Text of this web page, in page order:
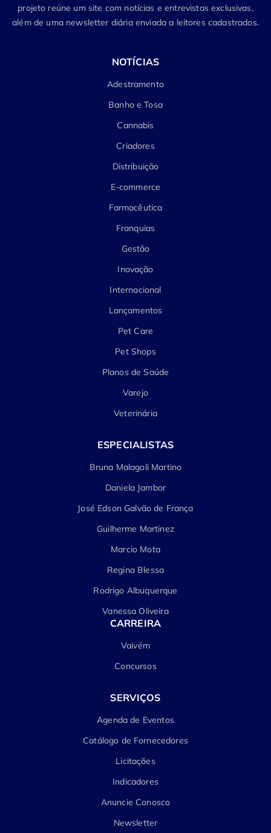
projeto reúne um site com notícias e entrevistas exclusivas,
além de uma newsletter diária enviada a leitores cadastrados.
NOTÍCIAS
Adestramento
Banho e Tosa
Cannabis
Criadores
Distribuição
E-commerce
Farmacêutica
Franquias
Gestão
Inovação
Internacional
Lançamentos
Pet Care
Pet Shops
Planos de Saúde
Varejo
Veterinária
ESPECIALISTAS
Bruna Malagoli Martino
Daniela Jambor
José Edson Galvão de França
Guilherme Martinez
Marcio Mota
Regina Blessa
Rodrigo Albuquerque
Vanessa Oliveira
CARREIRA
Vaivém
Concursos
SERVIÇOS
Agenda de Eventos
Catálogo de Fornecedores
Licitações
Indicadores
Anuncie Conosco
Newsletter